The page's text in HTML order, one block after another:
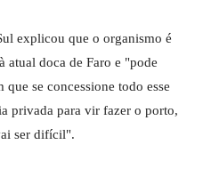
explicou que o organismo é
atual doca de Faro e "pode
que se concessione todo esse
privada para vir fazer o porto,
ser difícil".